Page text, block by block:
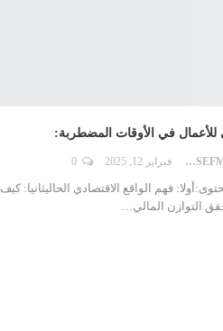
للأعمال في الأوقات المضطربة:
DR.YOUSEFMANAFIKHI فبراير 12, 2025 0
فهم الواقع الاقتصادي الحاليثانيا: كيف
التوازن المالي…